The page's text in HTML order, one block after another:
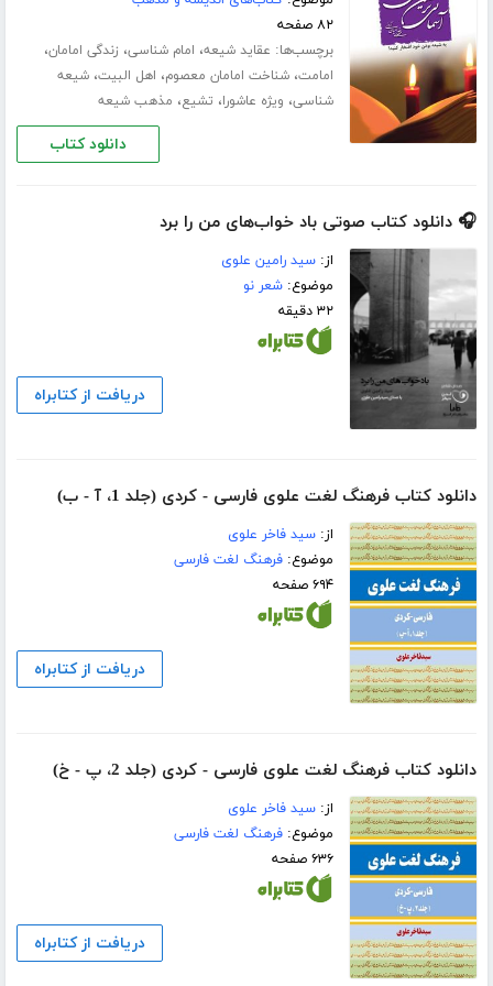
۸۲ صفحه
برچسب‌ها: عقاید شیعه، امام شناسی، زندگی امامان،
امامت،شناخت امامان معصوم، اهل البیت،شیعه
شناسی، ویژه عاشورا، تشیع، مذهب شیعه
دانلود کتاب
🎧 دانلود کتاب صوتی باد خواب‌های من را برد
از:سید رامین علوی
موضوع:شعر نو
۳۲ دقیقه
دریافت از کتابراه
دانلود کتاب فرهنگ لغت علوی فارسی - کردی (جلد 1، آ - ب)
از:سید فاخر علوی
موضوع:فرهنگ لغت فارسی
۶۹۴ صفحه
دریافت از کتابراه
دانلود کتاب فرهنگ لغت علوی فارسی - کردی (جلد 2، پ - خ)
از:سید فاخر علوی
موضوع:فرهنگ لغت فارسی
۶۳۶ صفحه
دریافت از کتابراه